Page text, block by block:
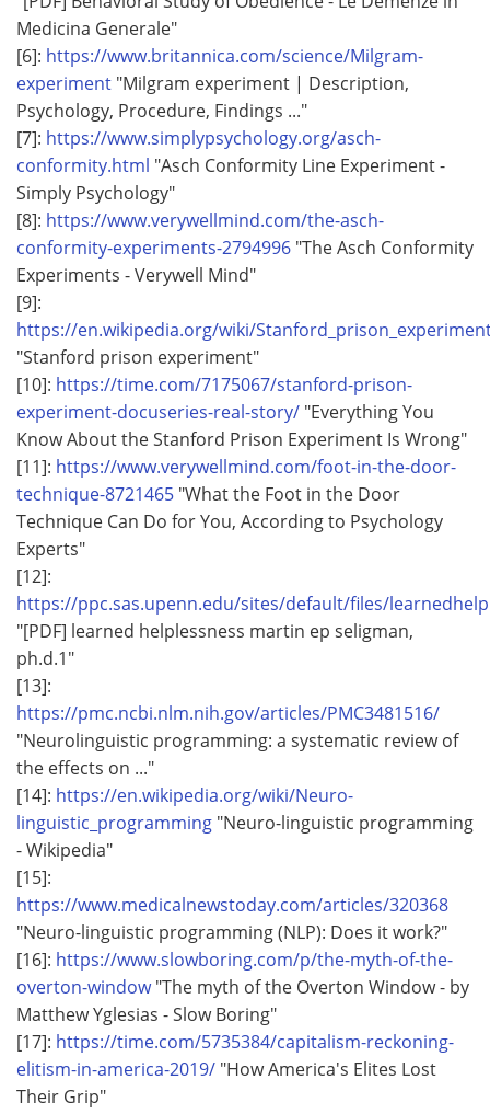
Medicina Generale"
[6]: https://www.britannica.com/science/Milgram-
experiment "Milgram experiment | Description,
Psychology, Procedure, Findings ..."
[7]: https://www.simplypsychology.org/asch-
conformity.html "Asch Conformity Line Experiment -
Simply Psychology"
[8]: https://www.verywellmind.com/the-asch-
conformity-experiments-2794996 "The Asch Conformity
Experiments - Verywell Mind"
[9]:
https://en.wikipedia.org/wiki/
"Stanford prison experiment"
[10]: https://time.com/7175067/stanford-prison-
experiment-docuseries-real-story/ "Everything You
Know About the Stanford Prison Experiment Is Wrong"
[11]: https://www.verywellmind.com/foot-in-the-door-
technique-8721465 "What the Foot in the Door
Technique Can Do for You, According to Psychology
Experts"
[12]:
https://ppc.sas.upenn.edu/sites/default/files/
"[PDF] learned helplessness martin ep seligman,
ph.d.1"
[13]:
https://pmc.ncbi.nlm.nih.gov/articles/PMC3481516/
"Neurolinguistic programming: a systematic review of
the effects on ..."
[14]: https://en.wikipedia.org/wiki/Neuro-
linguistic_programming "Neuro-linguistic programming
- Wikipedia"
[15]:
https://www.medicalnewstoday.com/articles/320368
"Neuro-linguistic programming (NLP): Does it work?"
[16]: https://www.slowboring.com/p/the-myth-of-the-
overton-window"The myth of the Overton Window - by
Matthew Yglesias - Slow Boring"
[17]: https://time.com/5735384/capitalism-reckoning-
elitism-in-america-2019/ "How America's Elites Lost
Their Grip"